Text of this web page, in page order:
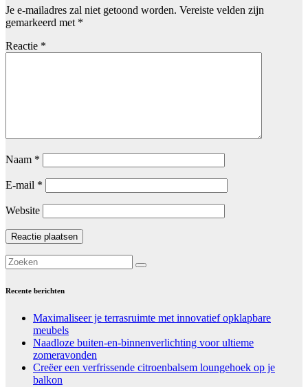
Je e-mailadres zal niet getoond worden. Vereiste velden zijn
gemarkeerd met *
Reactie *
Naam *
E-mail *
Website
Recente berichten
Maximaliseer je terrasruimte met innovatief opklapbare
meubels
Naadloze buiten-en-binnenverlichting voor ultieme
zomeravonden
Creëer een verfrissende citroenbalsem loungehoek op je
balkon